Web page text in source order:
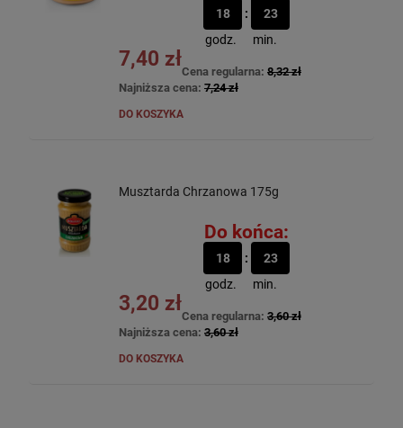
18
godz.
23
min.
7,40 zł
Cena regularna: 8,32 zł
Najniższa cena: 7,24 zł
DO KOSZYKA
Musztarda Chrzanowa 175g
Do końca:
18
godz.
23
min.
3,20 zł
Cena regularna: 3,60 zł
Najniższa cena: 3,60 zł
DO KOSZYKA